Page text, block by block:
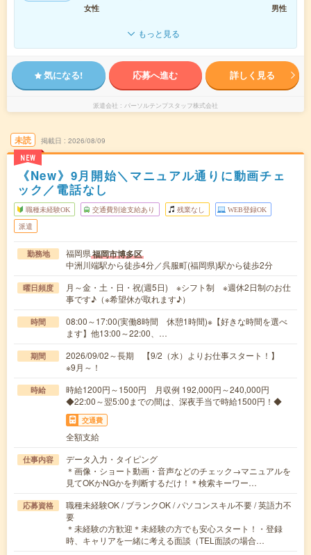
女性
男性
もっと見る
気になる! 応募へ進む 詳しく見る
派遣会社 パーソルテンプスタッフ株式会社
未読
NEW
掲載日 2026/08/09
《New》9月開始＼マニュアル通りに動画チェ
ック／電話なし
職種未経験OK 交通費別途支給あり 残業なし WEB登録OK
派遣
勤務地 福岡県福岡市博多区
中洲川端駅から徒歩4分／呉服町(福岡県)駅から徒歩2分
曜日頻度
月～金・土・日・祝(週5日) ※シフト制 ※週休2日制のお仕
事です♪（※希望休が取れます♪）
時間
08:00～17:00(実働8時間 休憩1時間)※【好きな時間を選べ
ます】他13:00～22:00、…
期間
2026/09/02～長期 【9/2（水）よりお仕事スタート！】
※9月～！
時給
時給1200円～1500円 月収例 192,000円～240,000円
◆22:00～翌5:00までの間は、深夜手当で時給1500円！◆
交通費
全額支給
仕事内容
データ入力・タイピング
＊画像・ショート動画・音声などのチェック→マニュアルを
見てOKかNGかを判断するだけ！＊検索キーワー…
応募資格
職種未経験OK / ブランクOK / パソコンスキル不要 / 英語力不
要
＊未経験の方歓迎＊未経験の方でも安心スタート！・登録
時、キャリアを一緒に考える面談（TEL面談の場合…